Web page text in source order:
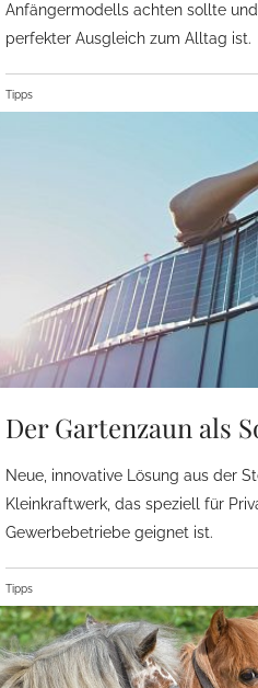
Anfängermodells achten sollte
perfekter Ausgleich zum Alltag ist.
Tipps
Der Gartenzaun als
Neue, innovative Lösung aus der
Kleinkraftwerk, das speziell für
Gewerbebetriebe geignet ist.
Tipps